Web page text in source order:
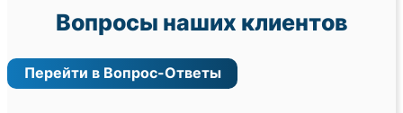
Вопросы наших клиентов
Перейти в Вопрос-Ответы